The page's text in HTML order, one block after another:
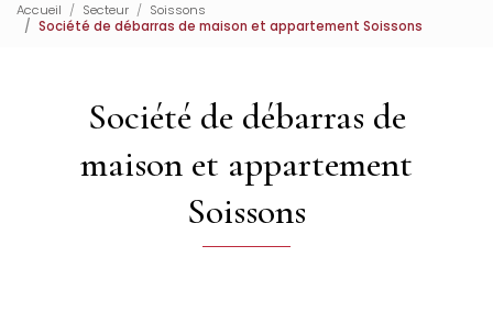
Accueil Secteur
Soissons
Société de débarras de maison et appartement Soissons
Société de débarras de
maison et appartement
Soissons